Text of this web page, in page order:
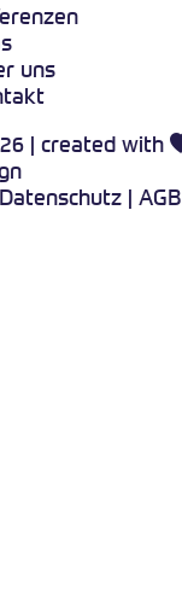
uns
| created with
Datenschutz | AGB